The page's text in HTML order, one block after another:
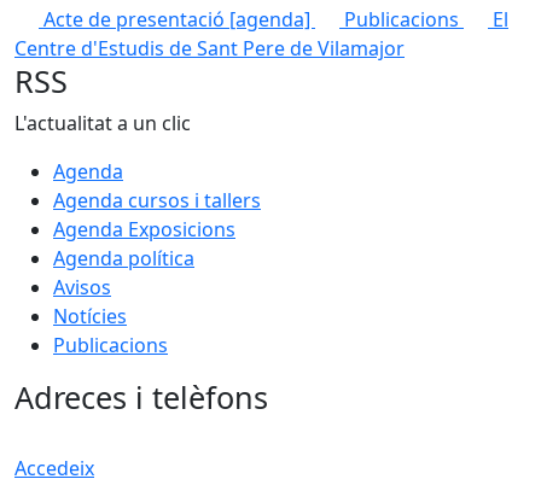
Acte de presentació [agenda] Publicacions
El
Centre d'Estudis de Sant Pere de Vilamajor
RSS
L'actualitat a un clic
Agenda
Agenda cursos i tallers
Agenda Exposicions
Agenda política
Avisos
Notícies
Publicacions
Adreces i telèfons
Accedeix